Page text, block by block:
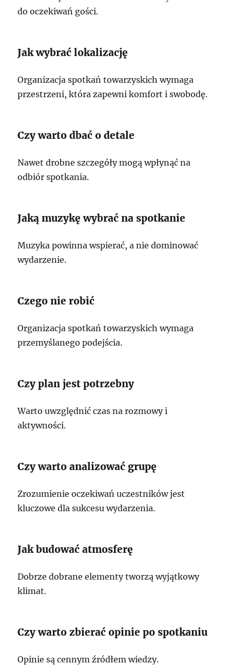
do oczekiwań gości.
Jak wybrać lokalizację
Organizacja spotkań towarzyskich wymaga
przestrzeni, która zapewni komfort i swobodę.
Czy warto dbać o detale
Nawet drobne szczegóły mogą wpłynąć na
odbiór spotkania.
Jaką muzykę wybrać na spotkanie
Muzyka powinna wspierać, a nie dominować
wydarzenie.
Czego nie robić
Organizacja spotkań towarzyskich wymaga
przemyślanego podejścia.
Czy plan jest potrzebny
Warto uwzględnić czas na rozmowy i
aktywności.
Czy warto analizować grupę
Zrozumienie oczekiwań uczestników jest
kluczowe dla sukcesu wydarzenia.
Jak budować atmosferę
Dobrze dobrane elementy tworzą wyjątkowy
klimat.
Czy warto zbierać opinie po spotkaniu
Opinie są cennym źródłem wiedzy.